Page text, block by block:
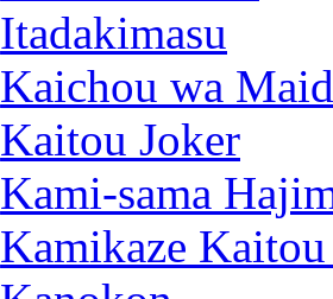
Itadakimasu
Kaichou wa
Kaitou Joker
Kami-sama
Kamikaze Kaitou